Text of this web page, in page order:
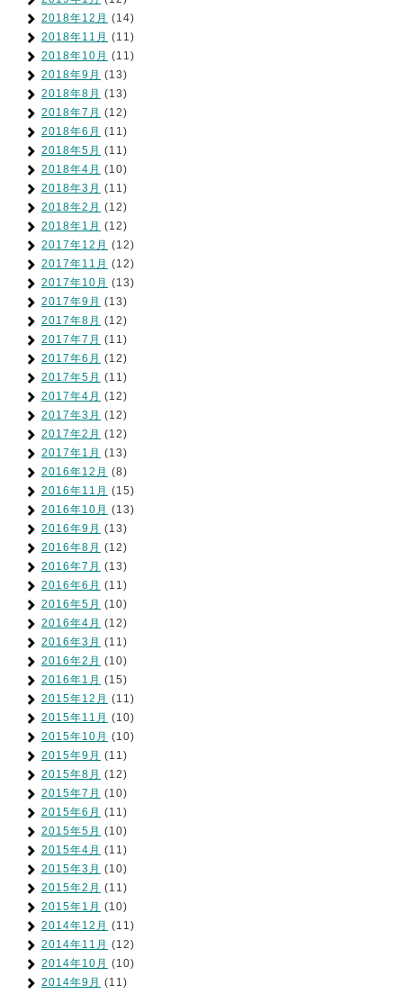
2018年12月 (14)
2018年11月 (11)
2018年10月 (11)
2018年9月 (13)
2018年8月 (13)
2018年7月 (12)
2018年6月 (11)
2018年5月 (11)
2018年4月 (10)
2018年3月 (11)
2018年2月 (12)
2018年1月 (12)
2017年12月 (12)
2017年11月 (12)
2017年10月 (13)
2017年9月 (13)
2017年8月 (12)
2017年7月 (11)
2017年6月 (12)
2017年5月 (11)
2017年4月 (12)
2017年3月 (12)
2017年2月 (12)
2017年1月 (13)
2016年12月 (8)
2016年11月 (15)
2016年10月 (13)
2016年9月 (13)
2016年8月 (12)
2016年7月 (13)
2016年6月 (11)
2016年5月 (10)
2016年4月 (12)
2016年3月 (11)
2016年2月 (10)
2016年1月 (15)
2015年12月 (11)
2015年11月 (10)
2015年10月 (10)
2015年9月 (11)
2015年8月 (12)
2015年7月 (10)
2015年6月 (11)
2015年5月 (10)
2015年4月 (11)
2015年3月 (10)
2015年2月 (11)
2015年1月 (10)
2014年12月 (11)
2014年11月 (12)
2014年10月 (10)
2014年9月 (11)